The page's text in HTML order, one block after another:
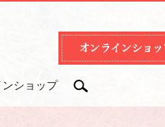
ショップ search